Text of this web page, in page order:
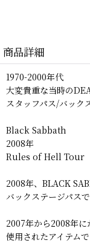
商品詳細
1970-2000年代
大変貴重な当時の
スタッフパス/バック
Black Sabbath
2008年
Rules of Hell Tour
2008年、BLACK
バックステージパスで
2007年から2008年
使用されたアイテムで